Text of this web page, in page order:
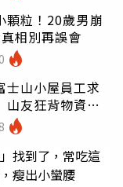
顆粒！20歲男崩
相別再誤會
士山小屋員工求
友狂背物資上
島
找到了，常吃這
瘦出小蠻腰